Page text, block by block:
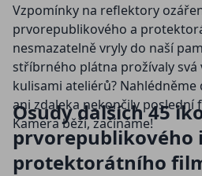
Vzpomínky na reflektory
prvorepublikového a
nesmazatelně vryly do naší
stříbrného plátna prožívaly svá
kulisami ateliérů?
ani zdaleka nekončily poslední
Kamera běží, začínáme!
Osudy dalších 45
prvorepublikového i
protektorátního